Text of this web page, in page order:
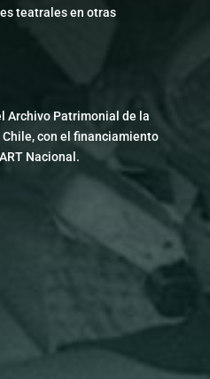
teatrales en otras
Archivo Patrimonial de la
con el financiamiento
Nacional.